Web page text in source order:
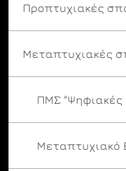
Προπτυχιακές
Μεταπτυχιακές
ΠΜΣ "Ψηφιακές
Μεταπτυχιακό